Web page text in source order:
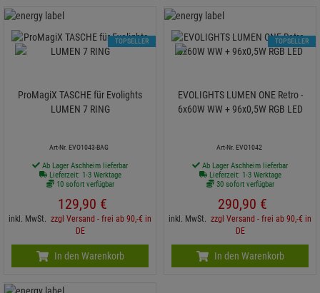
ProMagiX TASCHE für Evolights
LUMEN 7 RING
Art-Nr. EVO1043-BAG
Ab Lager Aschheim lieferbar
Lieferzeit: 1-3 Werktage
10 sofort verfügbar
129,90 €
inkl. MwSt. zzgl Versand - frei ab 90,-€ in
DE
TOPSELLER
In den Warenkorb
EVOLIGHTS LUMEN ONE Retro -
6x60W WW + 96x0,5W RGB LED
Art-Nr. EVO1042
Ab Lager Aschheim lieferbar
Lieferzeit: 1-3 Werktage
30 sofort verfügbar
290,90 €
inkl. MwSt. zzgl Versand - frei ab 90,-€ in
DE
TOPSELLER
In den Warenkorb